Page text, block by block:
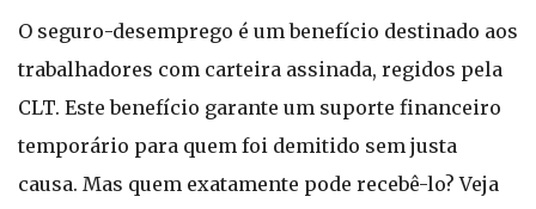
O seguro-desemprego é um benefício destinado aos
trabalhadores com carteira assinada, regidos pela
CLT. Este benefício garante um suporte financeiro
temporário para quem foi demitido sem justa
causa. Mas quem exatamente pode recebê-lo? Veja